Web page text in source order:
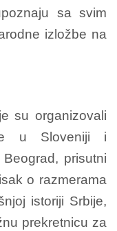
sa svim
izložbe na
su organizovali
u Sloveniji i
prisutni
o razmerama
istoriji Srbije,
prekretnicu za